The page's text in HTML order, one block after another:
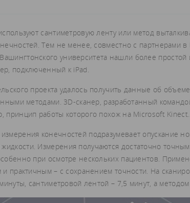
сантиметровую ленту или метод
Тем не менее, совместно с партнерами
университета нашли более
подключенный к iPad.
проекта удалось получить данные об
методами. 3D-сканер, разработанный
принцип работы которого похож на Microsoft Kinect.
конечностей подразумевает опускание
Измерения получаются достаточно
при осмотре нескольких пациентов.
и практичным – с сохранением точности. На
сантиметровой лентой – 7,5 минут, а